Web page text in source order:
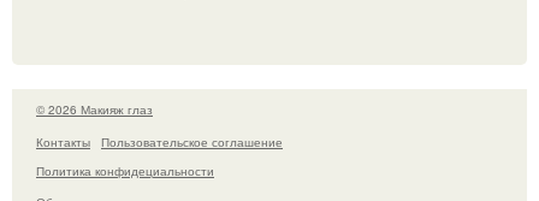
© 2026 Макияж глаз
Контакты
Пользовательское соглашение
Политика конфидециальности